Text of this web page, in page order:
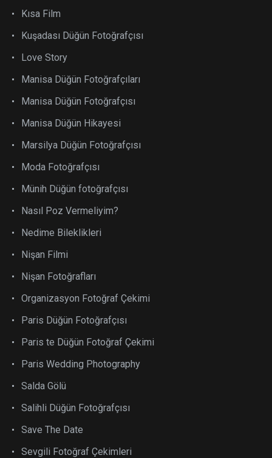
Kısa Film
Kuşadası Düğün Fotoğrafçısı
Love Story
Manisa Düğün Fotoğrafçıları
Manisa Düğün Fotoğrafçısı
Manisa Düğün Hikayesi
Marsilya Düğün Fotoğrafçısı
Moda Fotoğrafçısı
Münih Düğün fotoğrafçısı
Nasıl Poz Vermeliyim?
Nedime Bileklikleri
Nişan Filmi
Nişan Fotoğrafları
Organizasyon Fotoğraf Çekimi
Paris Düğün Fotoğrafçısı
Paris te Düğün Fotoğraf Çekimi
Paris Wedding Photography
Salda Gölü
Salihli Düğün Fotoğrafçısı
Save The Date
Sevgili Fotoğraf Çekimleri